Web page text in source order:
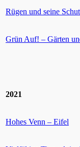
Rügen und seine
Grün Auf! – Gärten
2021
Hohes Venn – Eifel